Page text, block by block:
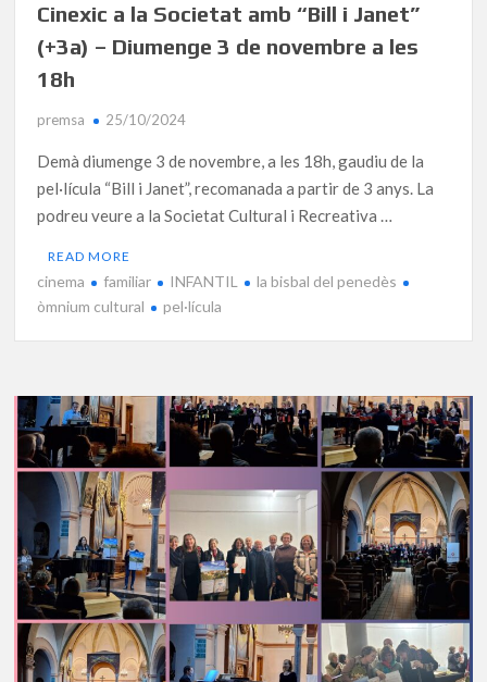
Cinexic a la Societat amb “Bill i Janet”
(+3a) – Diumenge 3 de novembre a les
18h
premsa 25/10/2024
Demà diumenge 3 de novembre, a les 18h, gaudiu de la
pel·lícula “Bill i Janet”, recomanada a partir de 3 anys. La
podreu veure a la Societat Cultural i Recreativa …
READ MORE
cinema familiar INFANTIL
la bisbal del penedès
òmnium cultural
pel·lícula